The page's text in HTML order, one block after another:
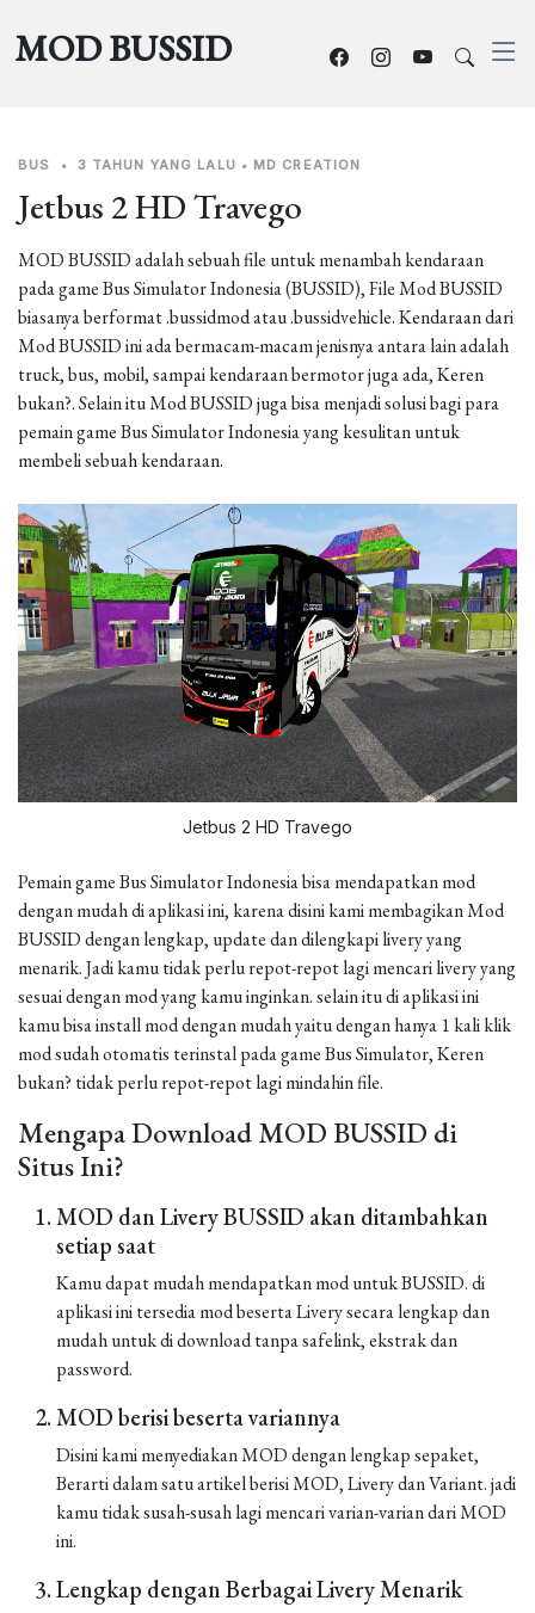
MOD BUSSID
BUS • 3 TAHUN YANG LALU • MD CREATION
Jetbus 2 HD Travego
MOD BUSSID adalah sebuah file untuk menambah kendaraan
pada game Bus Simulator Indonesia (BUSSID), File Mod BUSSID
biasanya berformat .bussidmod atau .bussidvehicle. Kendaraan dari
Mod BUSSID ini ada bermacam-macam jenisnya antara lain adalah
truck, bus, mobil, sampai kendaraan bermotor juga ada, Keren
bukan?. Selain itu Mod BUSSID juga bisa menjadi solusi bagi para
pemain game Bus Simulator Indonesia yang kesulitan untuk
membeli sebuah kendaraan.
Jetbus 2 HD Travego
Pemain game Bus Simulator Indonesia bisa mendapatkan mod
dengan mudah di aplikasi ini, karena disini kami membagikan Mod
BUSSID dengan lengkap, update dan dilengkapi livery yang
menarik. Jadi kamu tidak perlu repot-repot lagi mencari livery yang
sesuai dengan mod yang kamu inginkan. selain itu di aplikasi ini
kamu bisa install mod dengan mudah yaitu dengan hanya 1 kali klik
mod sudah otomatis terinstal pada game Bus Simulator, Keren
bukan? tidak perlu repot-repot lagi mindahin file.
Mengapa Download MOD BUSSID di
Situs Ini?
MOD dan Livery BUSSID akan ditambahkan
setiap saat
Kamu dapat mudah mendapatkan mod untuk BUSSID. di
aplikasi ini tersedia mod beserta Livery secara lengkap dan
mudah untuk di download tanpa safelink, ekstrak dan
password.
MOD berisi beserta variannya
Disini kami menyediakan MOD dengan lengkap sepaket,
Berarti dalam satu artikel berisi MOD, Livery dan Variant. jadi
kamu tidak susah-susah lagi mencari varian-varian dari MOD
ini.
Lengkap dengan Berbagai Livery Menarik